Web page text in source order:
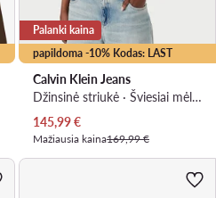
papildoma -10% Kodas: LAST
Palanki kaina
Calvin Klein Jeans
Džinsinė striukė · Šviesiai mėlyna
Dabartinė kaina
145,99€
Mažiausia kaina169,99 €